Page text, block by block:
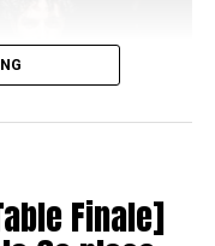
Finale]